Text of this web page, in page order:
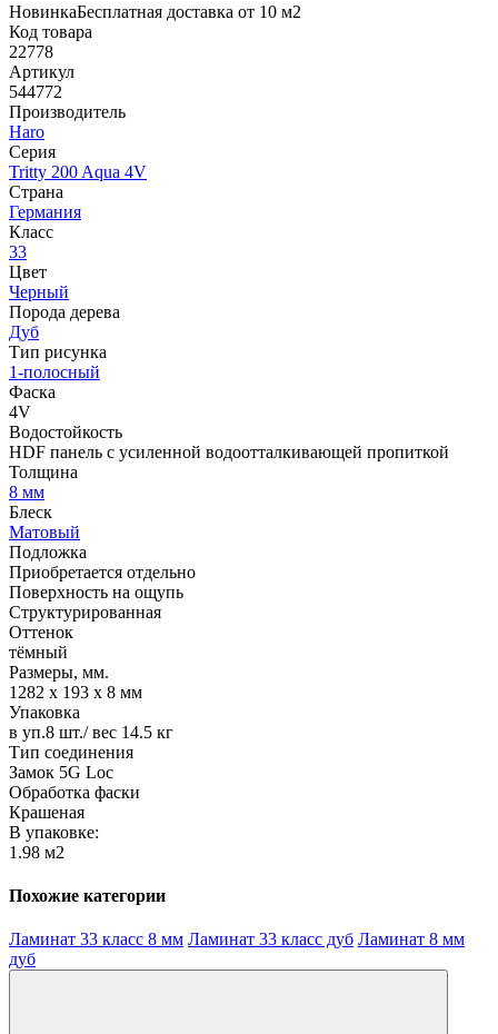
НовинкаБесплатная доставка от 10 м2
Код товара
22778
Артикул
544772
Производитель
Haro
Серия
Tritty 200 Aqua 4V
Страна
Германия
Класс
33
Цвет
Черный
Порода дерева
Дуб
Тип рисунка
1-полосный
Фаска
4V
Водостойкость
HDF панель с усиленной водоотталкивающей пропиткой
Толщина
8 мм
Блеск
Матовый
Подложка
Приобретается отдельно
Поверхность на ощупь
Структурированная
Оттенок
тёмный
Размеры, мм.
1282 х 193 х 8 мм
Упаковка
в уп.8 шт./ вес 14.5 кг
Тип соединения
Замок 5G Loc
Обработка фаски
Крашеная
В упаковке:
1.98 м2
Похожие категории
Ламинат 33 класс 8 мм Ламинат 33 класс дуб Ламинат 8 мм
дуб